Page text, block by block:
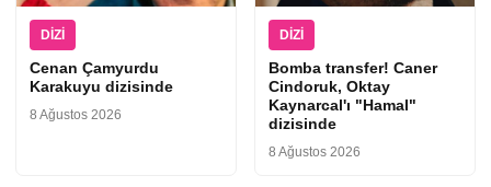
DIZI
Cenan Çamyurdu
Karakuyu dizisinde
8 Ağustos 2026
DIZI
Bomba transfer! Caner
Cindoruk, Oktay
Kaynarcal'ı "Hamal"
dizisinde
8 Ağustos 2026